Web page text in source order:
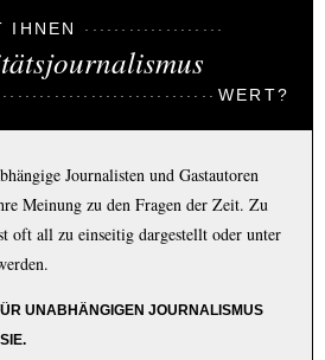
IHNEN
WERT?
Journalisten und Gastautoren
Meinung zu den Fragen der Zeit. Zu
oft all zu einseitig dargestellt oder unter
UNABHÄNGIGEN JOURNALISMUS